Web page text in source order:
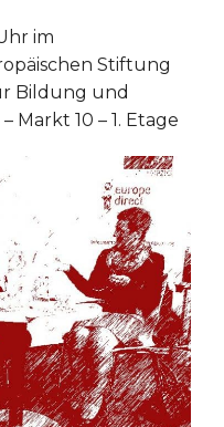
im
Stiftung
Bildung und
Markt 10 – 1. Etage